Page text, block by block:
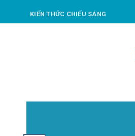
KIẾN THỨC CHIẾU SÁNG